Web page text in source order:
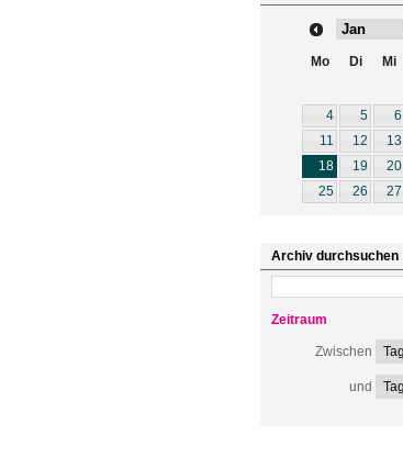
Mo Di Mi
4
5 6
11
12 13
18
19 20
25
26 27
Archiv durchsuchen
Zeitraum
Zwischen
und